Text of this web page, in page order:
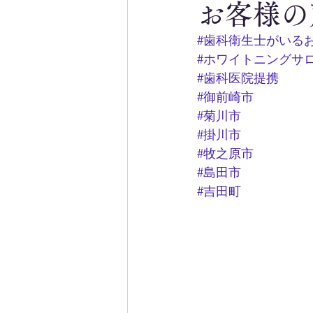
お客様
#歯科衛生士がいる
#ホワイトニングサ
#歯科医院提携
#御前崎市
#菊川市
#掛川市
#牧之原市
#島田市
#吉田町